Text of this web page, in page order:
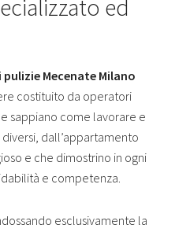
ed
pulizie Mecenate Milano
costituito da operatori
sappiano come lavorare e
dall’appartamento
e che dimostrino in ogni
e competenza.
esclusivamente la